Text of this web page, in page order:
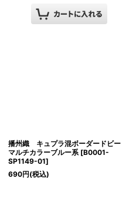
播州織 キュプラ混ボーダードビー
マルチカラーブルー系 [B0001-
SP1149-01]
690円(税込)